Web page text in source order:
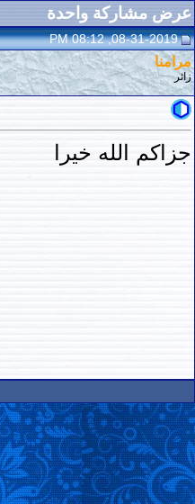
عرض مشاركة واحدة
08-31-2019, 08:12 PM
مرامنا
زائر
جزاكم الله خيرا